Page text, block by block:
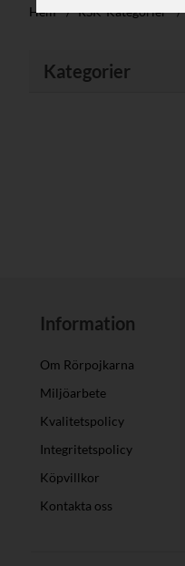
Hem / RSK-Kategorier /
Kategorier
Information
Om Rörpojkarna
Miljöarbete
Kvalitetspolicy
Integritetspolicy
Köpvillkor
Kontakta oss